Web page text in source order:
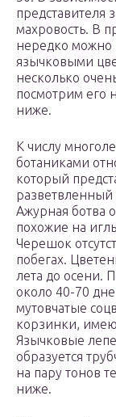
представителя
махровость. В
нередко можно
язычковыми
несколько
посмотрим его
ниже.
К числу
ботаниками
который
разветвленный
Ажурная ботва
похожие на
Черешок
побегах.
лета до осени.
около 40-70
мутовчатые
корзинки,
Язычковые
образуется
на пару тонов
ниже.